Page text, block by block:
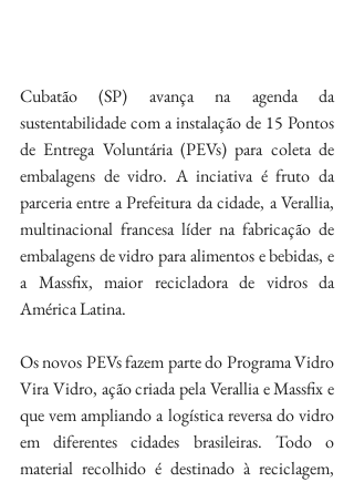
Cubatão (SP) avança na agenda da
sustentabilidade com a instalação de 15 Pontos
de Entrega Voluntária (PEVs) para coleta de
embalagens de vidro. A inciativa é fruto da
parceria entre a Prefeitura da cidade, a Verallia,
multinacional francesa líder na fabricação de
embalagens de vidro para alimentos e bebidas, e
a Massfix, maior recicladora de vidros da
América Latina.
Os novos PEVs fazem parte do Programa Vidro
Vira Vidro, ação criada pela Verallia e Massfix e
que vem ampliando a logística reversa do vidro
em diferentes cidades brasileiras. Todo o
material recolhido é destinado à reciclagem,